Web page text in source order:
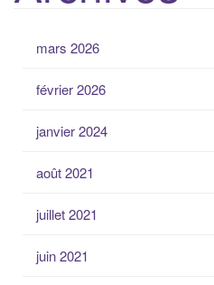
mars 2026
février 2026
janvier 2024
août 2021
juillet 2021
juin 2021